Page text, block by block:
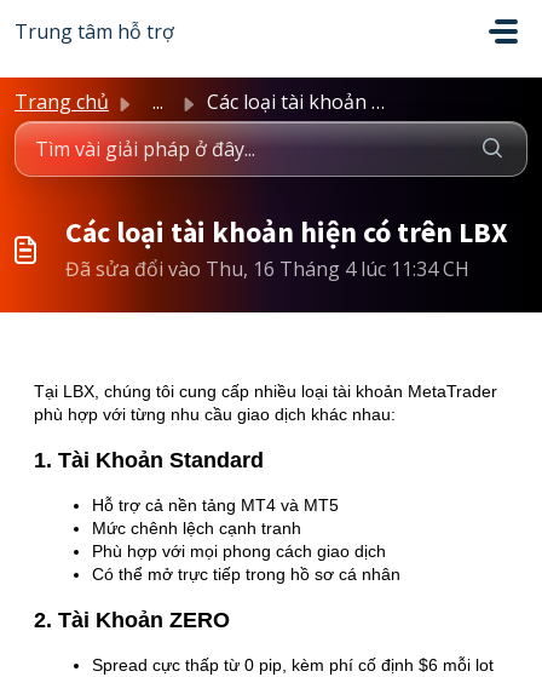
Trung tâm hỗ trợ
Trang chủ ... Các loại tài khoản hiện có trên LBX
Các loại tài khoản hiện có trên LBX
Đã sửa đổi vào Thu, 16 Tháng 4 lúc 11:34 CH
Tại LBX, chúng tôi cung cấp nhiều loại tài khoản MetaTrader
phù hợp với từng nhu cầu giao dịch khác nhau:
1. Tài Khoản Standard
Hỗ trợ cả nền tảng MT4 và MT5
Mức chênh lệch cạnh tranh
Phù hợp với mọi phong cách giao dịch
Có thể mở trực tiếp trong hồ sơ cá nhân
2. Tài Khoản ZERO
Spread cực thấp từ 0 pip, kèm phí cố định $6 mỗi lot